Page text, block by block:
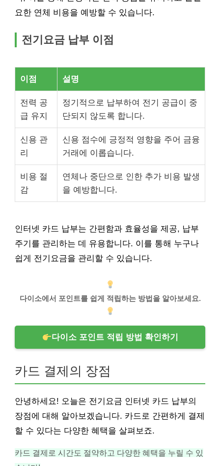
요한 연체 비용을 예방할 수 있습니다.
전기요금 납부 이점
이점 설명
전력 공
급 유지
정기적으로 납부하여 전기 공급이 중
단되지 않도록 합니다.
신용 관
리
신용 점수에 긍정적 영향을 주어 금융
거래에 이롭습니다.
비용 절
감
연체나 중단으로 인한 추가 비용 발생
을 예방합니다.
인터넷 카드 납부는 간편함과 효율성을 제공, 납부
주기를 관리하는 데 유용합니다. 이를 통해 누구나
쉽게 전기요금을 관리할 수 있습니다.
다이소에서 포인트를 쉽게 적립하는 방법을 알아보세요.
다이소 포인트 적립 방법 확인하기
카드 결제의 장점
안녕하세요! 오늘은 전기요금 인터넷 카드 납부의
장점에 대해 알아보겠습니다. 카드로 간편하게 결제
할 수 있다는 다양한 혜택을 살펴보죠.
카드 결제로 시간도 절약하고 다양한 혜택을 누릴 수 있